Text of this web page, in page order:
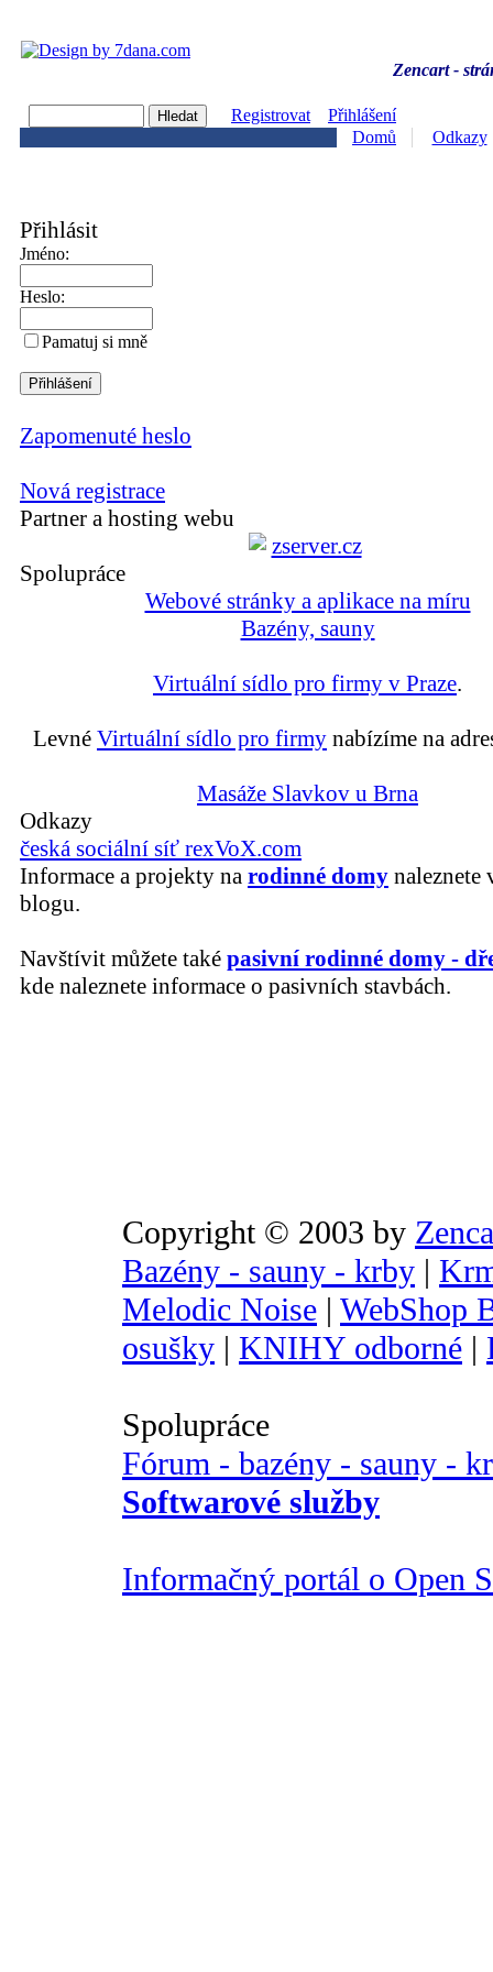
Zencart -
Registrovat
Přihlášení
Domů
Odkazy
Přihlásit
Jméno:
Heslo:
Pamatuj si mně
Zapomenuté heslo
Nová registrace
Partner a hosting webu
Spolupráce
Webové stránky a aplikace na míru
Bazény, sauny
Virtuální sídlo pro firmy v Praze.
Levné Virtuální sídlo pro firmy nabízíme na
Masáže Slavkov u Brna
Odkazy
česká sociální síť rexVoX.com
Informace a projekty na rodinné domy naleznete
blogu.
Navštívit můžete také pasivní rodinné domy -
kde naleznete informace o pasivních stavbách.
Copyright © 2003 by
Bazény - sauny - krby |
Melodic Noise | WebShop
osušky | KNIHY odborné |
Spolupráce
Fórum - bazény - sauny -
Softwarové služby
Informačný portál o Open